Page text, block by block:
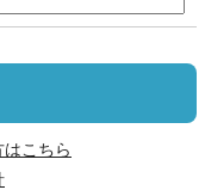
こちら